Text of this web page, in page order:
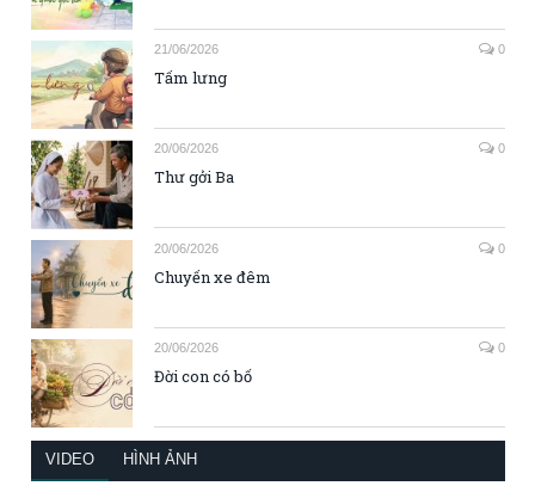
21/06/2026 0
Tấm lưng
20/06/2026 0
Thư gởi Ba
20/06/2026 0
Chuyến xe đêm
20/06/2026 0
Đời con có bố
VIDEO HÌNH ẢNH